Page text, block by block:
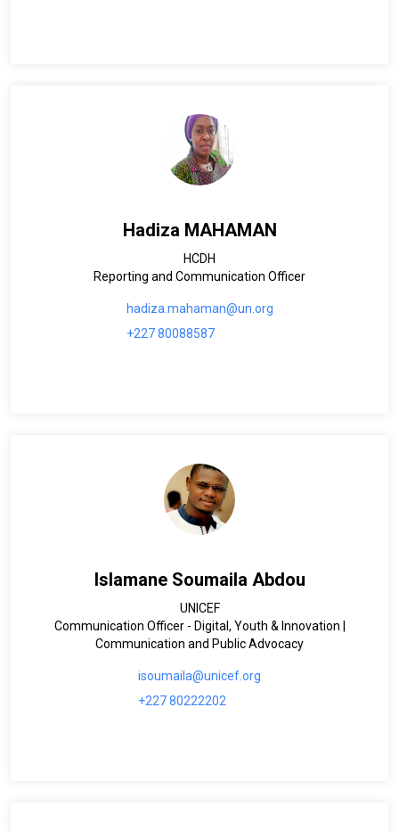
Hadiza MAHAMAN
HCDH
Reporting and Communication Officer
hadiza.mahaman@un.org
+227 80088587
Islamane Soumaila Abdou
UNICEF
Communication Officer - Digital, Youth & Innovation |
Communication and Public Advocacy
isoumaila@unicef.org
+227 80222202